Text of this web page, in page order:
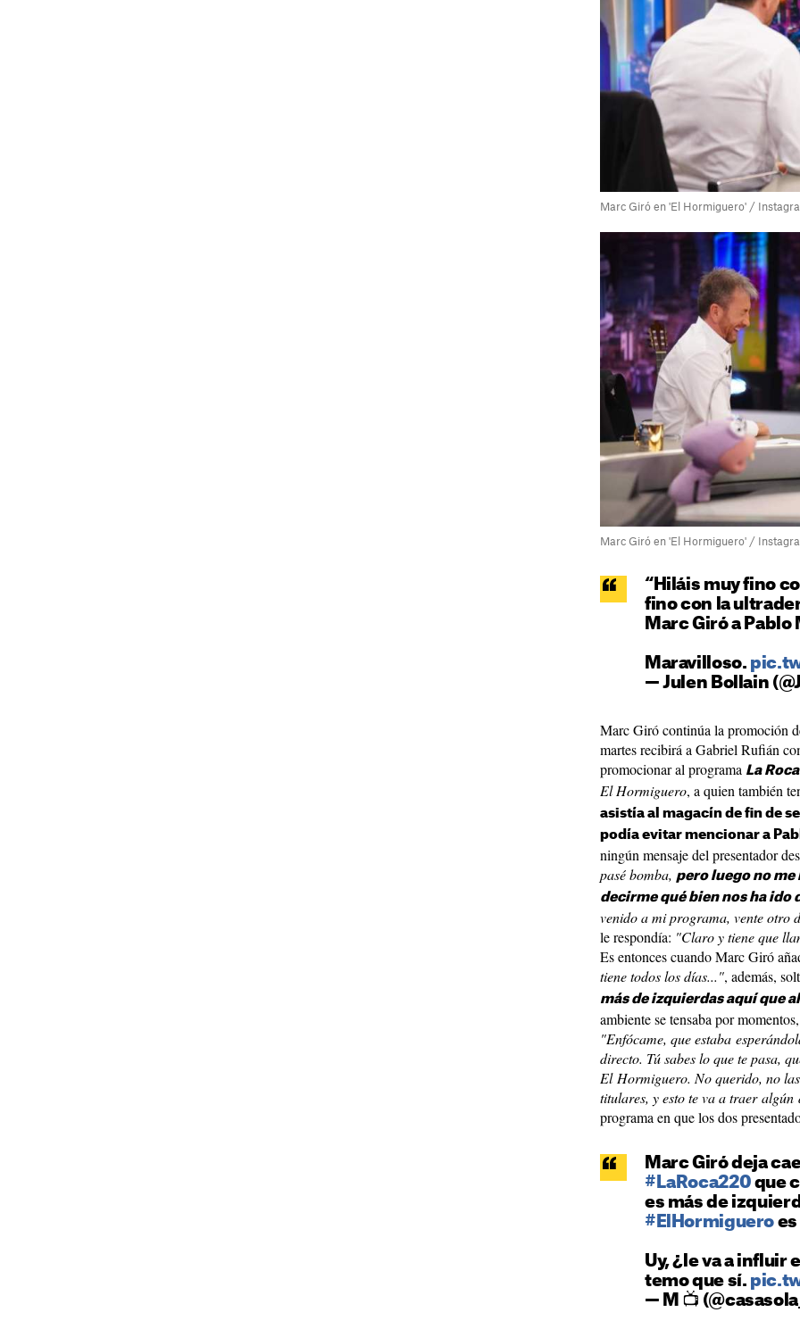
Marc Giró en 'El Hormiguero' /
Marc Giró en 'El Hormiguero' /
“Hiláis muy fino
fino con la
Marc Giró a
Maravilloso.
— Julen Bollain
Marc Giró continúa la promoción
martes recibirá a Gabriel Rufián
promocionar al programa La Roca
El Hormiguero, a quien también
asistía al magacín de fin de
podía evitar mencionar a
ningún mensaje del presentador
pasé bomba, pero luego no me
decirme qué bien nos ha ido
venido a mi programa, vente otro
le respondía: "Claro y tiene que
Es entonces cuando Marc Giró
tiene todos los días...", además,
más de izquierdas aquí que
ambiente se tensaba por
"Enfócame, que estaba
directo. Tú sabes lo que te pasa,
El Hormiguero. No querido, no
titulares, y esto te va a traer
programa en que los dos
Marc Giró deja
#LaRoca220 que
es más de
#ElHormiguero
Uy, ¿le va a influir
temo que sí.
— M 📺